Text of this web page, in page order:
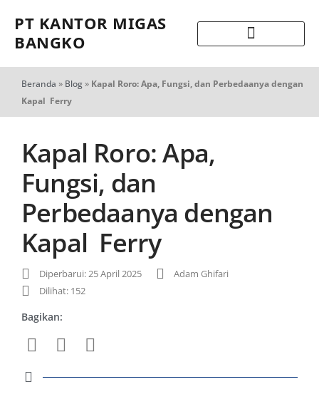
PT KANTOR MIGAS
BANGKO
Beranda » Blog» Kapal Roro: Apa, Fungsi, dan Perbedaanya dengan
Kapal Ferry
Kapal Roro: Apa,
Fungsi, dan
Perbedaanya dengan
Kapal Ferry
Diperbarui: 25 April 2025
Adam Ghifari
Dilihat: 152
Bagikan: